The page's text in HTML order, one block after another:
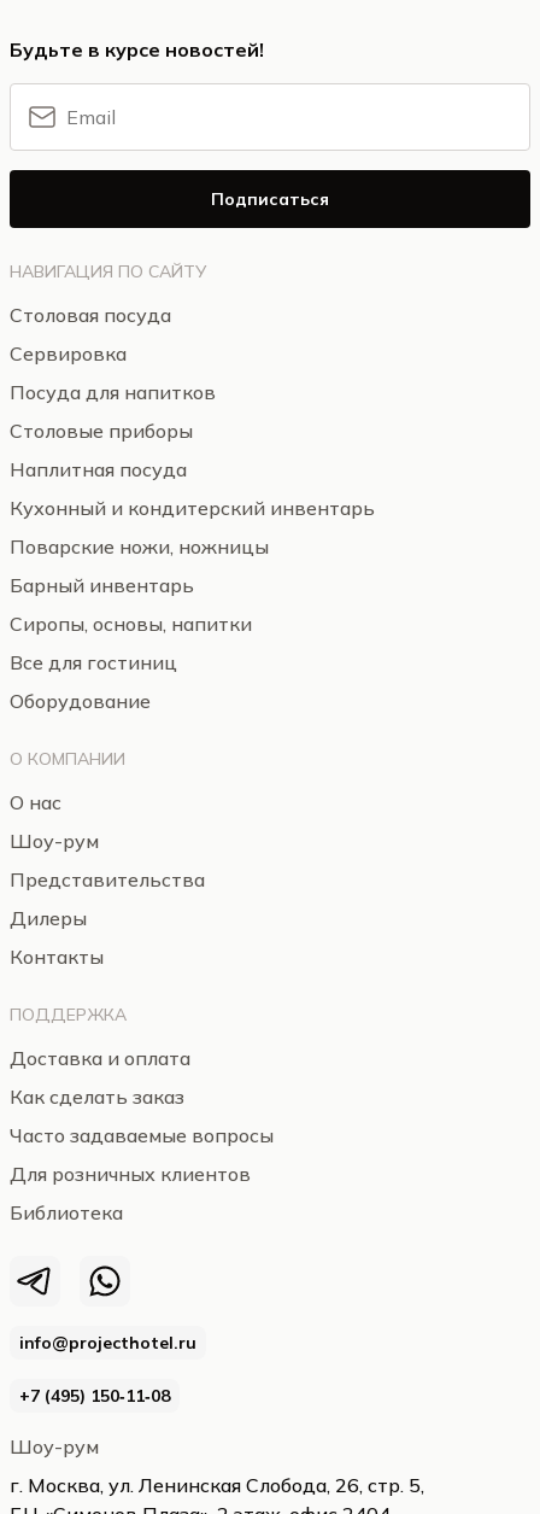
info@projecthotel.ru
+7 (495) 150‑11‑08
Шоу-рум
г. Москва, ул. Ленинская Слобода, 26, стр. 5,
НАВИГАЦИЯ ПО САЙТУ
Столовая посуда
Сервировка
Посуда для напитков
Столовые приборы
Наплитная посуда
Кухонный и кондитерский инвентарь
Поварские ножи, ножницы
Барный инвентарь
Сиропы, основы, напитки
Все для гостиниц
Оборудование
О КОМПАНИИ
О нас
Шоу-рум
Представительства
Дилеры
Контакты
ПОДДЕРЖКА
Доставка и оплата
Как сделать заказ
Часто задаваемые вопросы
Для розничных клиентов
Библиотека
Будьте в курсе новостей!
Подписаться